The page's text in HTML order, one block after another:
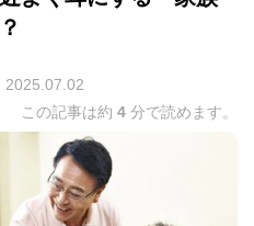
2025.07.02
この記事は約 4 分で読めます。